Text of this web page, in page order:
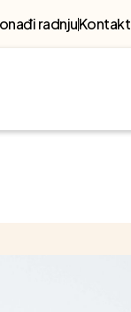
radnjuKontakt